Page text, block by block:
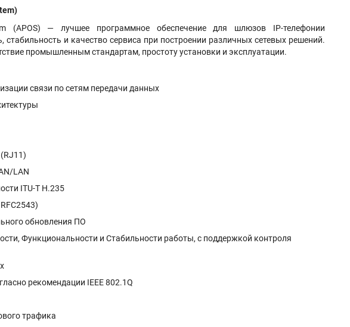
(APOS) — лучшее программное обеспечение для шлюзов IP-телефонии
и качество сервиса при построении различных сетевых решений.
промышленным стандартам, простоту установки и эксплуатации.
связи по сетям передачи данных
LAN
ITU-T H.235
обновления ПО
Функциональности и Стабильности работы, с поддержкой контроля
рекомендации IEEE 802.1Q
трафика